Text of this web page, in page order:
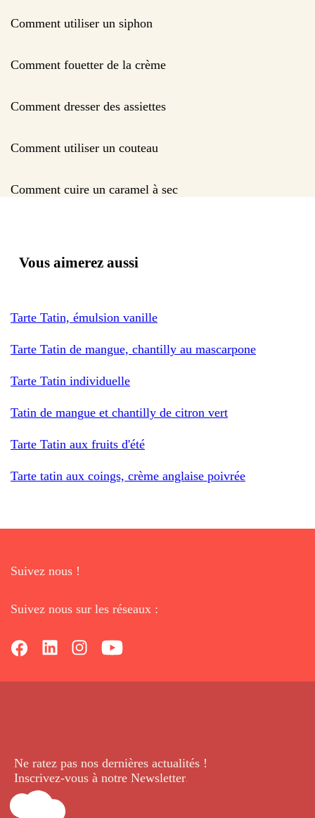
Comment utiliser un siphon
Comment fouetter de la crème
Comment dresser des assiettes
Comment utiliser un couteau
Comment cuire un caramel à sec
Vous aimerez aussi
Tarte Tatin, émulsion vanille
Tarte Tatin de mangue, chantilly au mascarpone
Tarte Tatin individuelle
Tatin de mangue et chantilly de citron vert
Tarte Tatin aux fruits d'été
Tarte tatin aux coings, crème anglaise poivrée
Suivez nous !
Suivez nous sur les réseaux :
Ne ratez pas nos dernières actualités !
Inscrivez-vous à notre Newsletter.